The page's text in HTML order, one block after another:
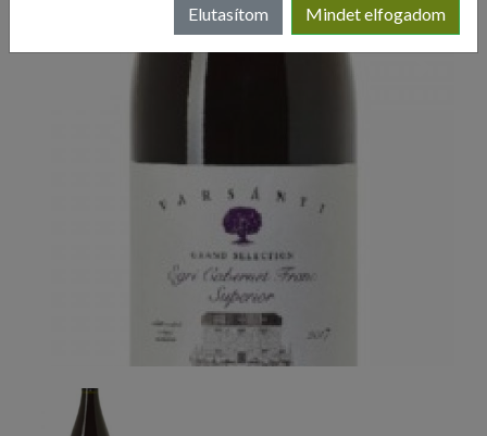
Elutasítom Mindet elfogadom